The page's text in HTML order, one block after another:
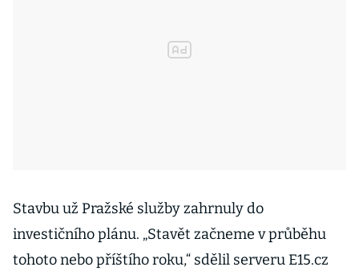
Stavbu už Pražské služby zahrnuly do
investičního plánu. „Stavět začneme v průběhu
tohoto nebo příštího roku,“ sdělil serveru E15.cz